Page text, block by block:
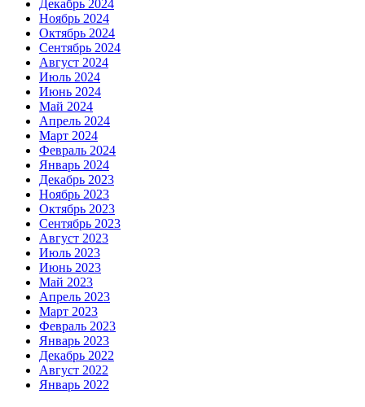
Декабрь 2024
Ноябрь 2024
Октябрь 2024
Сентябрь 2024
Август 2024
Июль 2024
Июнь 2024
Май 2024
Апрель 2024
Март 2024
Февраль 2024
Январь 2024
Декабрь 2023
Ноябрь 2023
Октябрь 2023
Сентябрь 2023
Август 2023
Июль 2023
Июнь 2023
Май 2023
Апрель 2023
Март 2023
Февраль 2023
Январь 2023
Декабрь 2022
Август 2022
Январь 2022